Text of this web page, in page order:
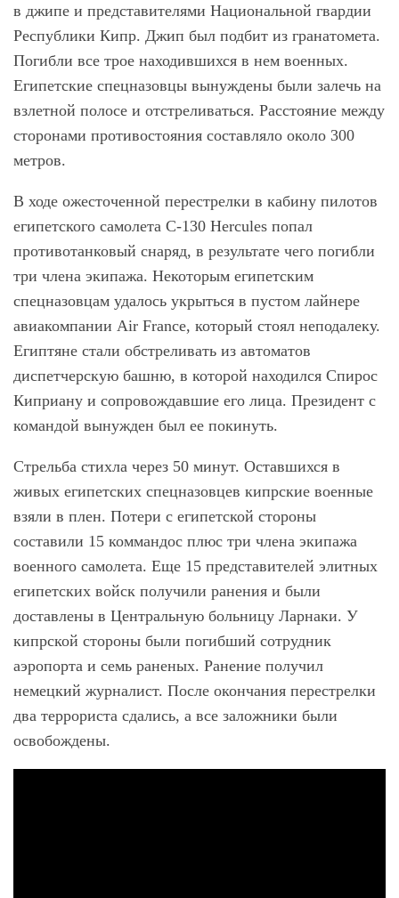
в джипе и представителями Национальной гвардии
Республики Кипр. Джип был подбит из гранатомета.
Погибли все трое находившихся в нем военных.
Египетские спецназовцы вынуждены были залечь на
взлетной полосе и отстреливаться. Расстояние между
сторонами противостояния составляло около 300
метров.
В ходе ожесточенной перестрелки в кабину пилотов
египетского самолета C-130 Hercules попал
противотанковый снаряд, в результате чего погибли
три члена экипажа. Некоторым египетским
спецназовцам удалось укрыться в пустом лайнере
авиакомпании Air France, который стоял неподалеку.
Египтяне стали обстреливать из автоматов
диспетчерскую башню, в которой находился Спирос
Киприану и сопровождавшие его лица. Президент с
командой вынужден был ее покинуть.
Стрельба стихла через 50 минут. Оставшихся в
живых египетских спецназовцев кипрские военные
взяли в плен. Потери с египетской стороны
составили 15 коммандос плюс три члена экипажа
военного самолета. Еще 15 представителей элитных
египетских войск получили ранения и были
доставлены в Центральную больницу Ларнаки. У
кипрской стороны были погибший сотрудник
аэропорта и семь раненых. Ранение получил
немецкий журналист. После окончания перестрелки
два террориста сдались, а все заложники были
освобождены.